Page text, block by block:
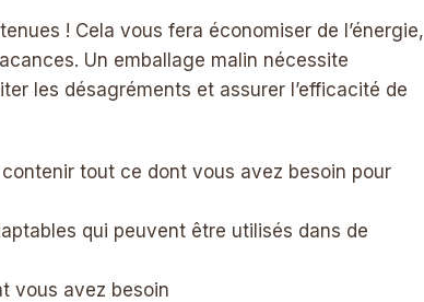
! Cela vous fera économiser de l’énergie,
Un emballage malin nécessite
les désagréments et assurer l’efficacité de
tout ce dont vous avez besoin pour
qui peuvent être utilisés dans de
vous avez besoin